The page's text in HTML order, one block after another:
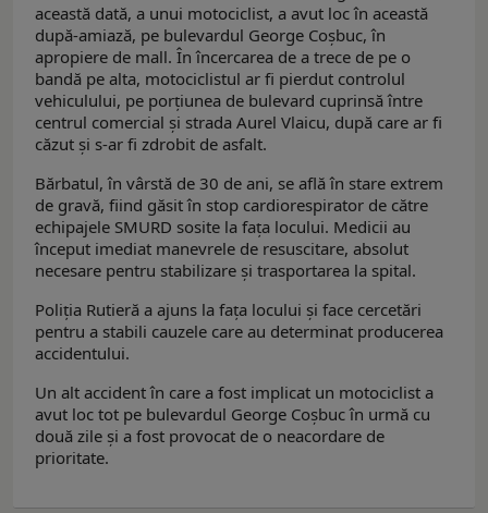
această dată, a unui motociclist, a avut loc în această
după-amiază, pe bulevardul George Coșbuc, în
apropiere de mall. În încercarea de a trece de pe o
bandă pe alta, motociclistul ar fi pierdut controlul
vehiculului, pe porțiunea de bulevard cuprinsă între
centrul comercial și strada Aurel Vlaicu, după care ar fi
căzut și s-ar fi zdrobit de asfalt.
Bărbatul, în vârstă de 30 de ani, se află în stare extrem
de gravă, fiind găsit în stop cardiorespirator de către
echipajele SMURD sosite la fața locului. Medicii au
început imediat manevrele de resuscitare, absolut
necesare pentru stabilizare și trasportarea la spital.
Poliția Rutieră a ajuns la fața locului și face cercetări
pentru a stabili cauzele care au determinat producerea
accidentului.
Un alt accident în care a fost implicat un motociclist a
avut loc tot pe bulevardul George Coșbuc în urmă cu
două zile și a fost provocat de o neacordare de
prioritate.